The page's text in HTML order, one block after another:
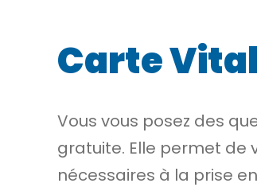
Carte
Vous vous posez des
gratuite. Elle permet de
nécessaires à la prise